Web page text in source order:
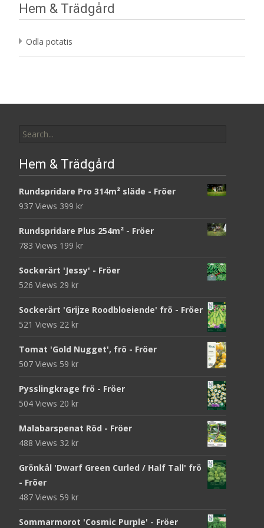
Hem & Trädgård
Odla potatis
for:
Hem & Trädgård
Rundspridare Pro 314m² släde - Fröer
937 Views 399 kr
Rundspridare Plus 254m² - Fröer
783 Views 199 kr
Sockerärt 'Jessy' - Fröer
526 Views 29 kr
Sockerärt 'Grijze Roodbloeiende' frö - Fröer
521 Views 22 kr
Tomat 'Gold Nugget', frö - Fröer
507 Views 59 kr
Pysslingkrage frö - Fröer
504 Views 20 kr
Malabarspenat Röd - Fröer
488 Views 32 kr
Grönkål 'Dwarf Green Curled / Half Tall' frö
- Fröer
487 Views 59 kr
Sommarmorot 'Cosmic Purple' - Fröer